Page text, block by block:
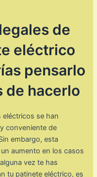
de
eléctrico
pensarlo
de hacerlo
eléctricos se han
conveniente de
embargo, esta
aumento en los casos
vez te has
tu patinete eléctrico, es